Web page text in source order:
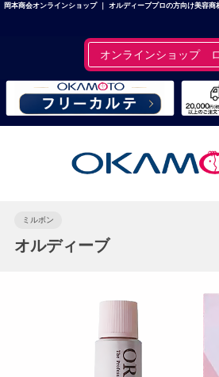
岡本商会オンラインショップ ｜ オルディーブプロの方向け美容商
オンラインショップ
ミルボン
オルディーブ